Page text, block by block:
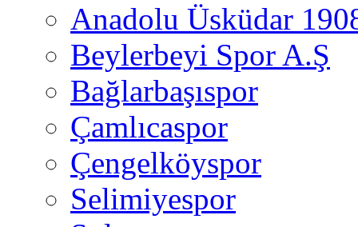
Anadolu Üsküdar
Beylerbeyi Spor A.Ş
Bağlarbaşıspor
Çamlıcaspor
Çengelköyspor
Selimiyespor